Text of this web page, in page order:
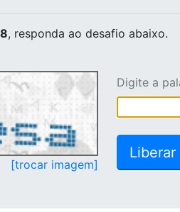
, responda ao desafio abaixo.
[trocar imagem]
Digite a